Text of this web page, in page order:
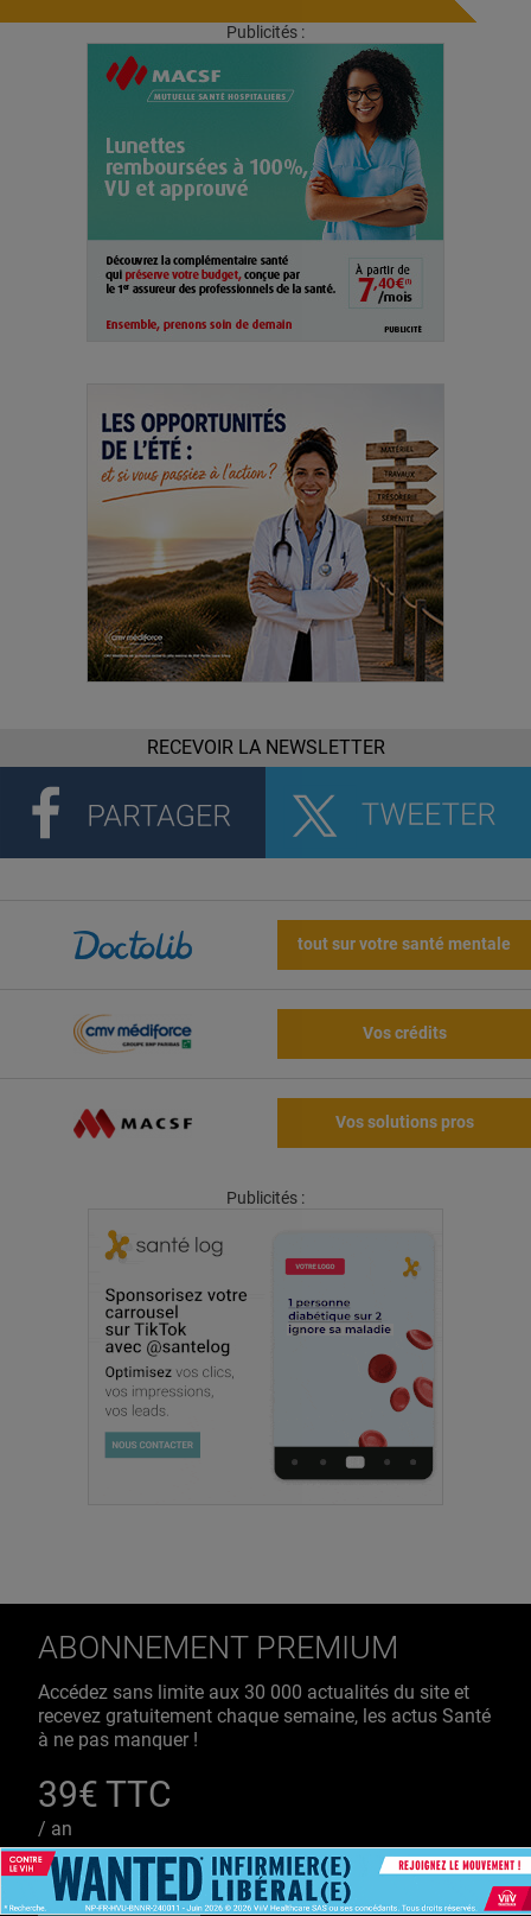
Publicités :
RECEVOIR LA NEWSLETTER
tout sur votre santé mentale
Vos crédits
Vos solutions pros
Publicités :
ABONNEMENT PREMIUM
Accédez sans limite aux 30 000 actualités du site et
recevez gratuitement chaque semaine, les actus Santé
à ne pas manquer !
39€ TTC
/ an
S'ABONNER